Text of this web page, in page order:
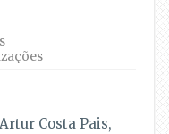
Costa Pais,